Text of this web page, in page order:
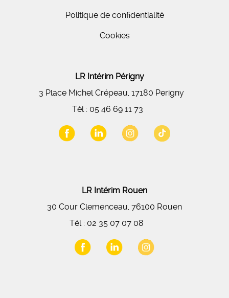
Politique de confidentialité
Cookies
LR Intérim Périgny
3 Place Michel Crépeau, 17180 Perigny
Tél : 05 46 69 11 73
LR Intérim Rouen
30 Cour Clemenceau, 76100 Rouen
Tél : 02 35 07 07 08